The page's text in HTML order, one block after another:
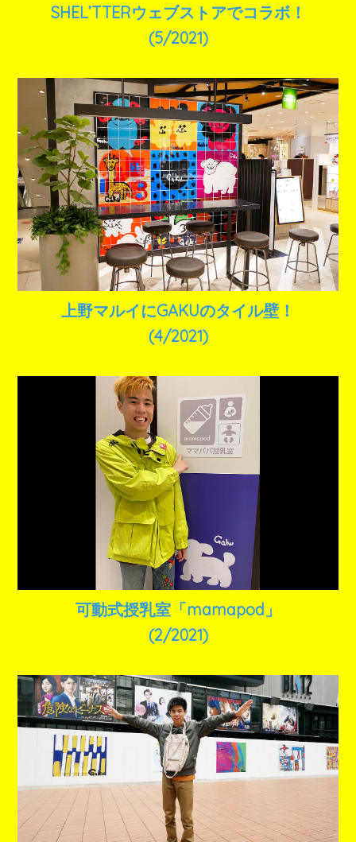
SHEL’TTERウェブストアでコラボ！
(5/2021)
上野マルイにGAKUのタイル壁！
(4/2021)
可動式授乳室「mamapod」
(2/2021)